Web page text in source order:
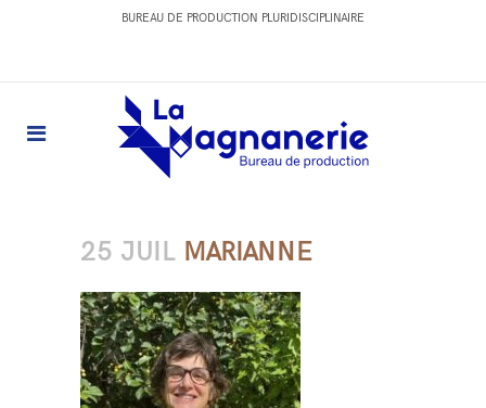
BUREAU DE PRODUCTION PLURIDISCIPLINAIRE
25 JUIL MARIANNE